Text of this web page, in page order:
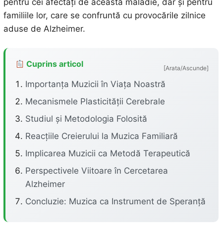
pentru cei afectați de această maladie, dar și pentru
familiile lor, care se confruntă cu provocările zilnice
aduse de Alzheimer.
Cuprins articol [Arata/Ascunde]
Importanța Muzicii în Viața Noastră
Mecanismele Plasticității Cerebrale
Studiul și Metodologia Folosită
Reacțiile Creierului la Muzica Familiară
Implicarea Muzicii ca Metodă Terapeutică
Perspectivele Viitoare în Cercetarea
Alzheimer
Concluzie: Muzica ca Instrument de Speranță